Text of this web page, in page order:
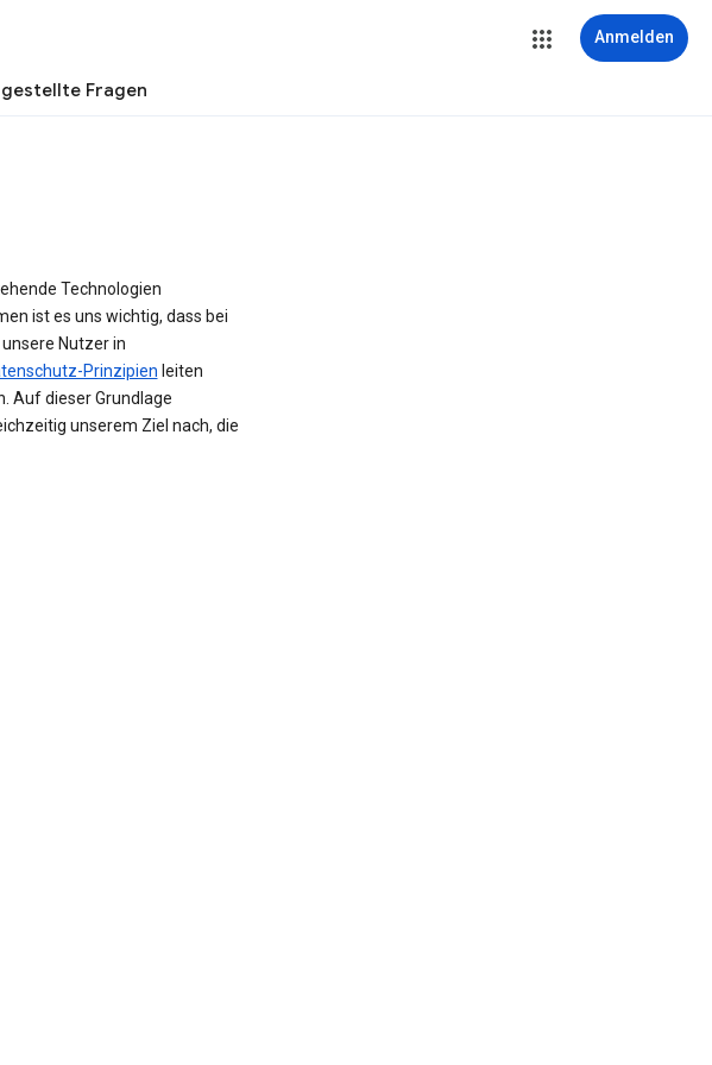
Anmelden
Fragen
Technologien
ist es uns wichtig, dass bei
Nutzer in
Prinzipien leiten
Auf dieser Grundlage
unserem Ziel nach, die